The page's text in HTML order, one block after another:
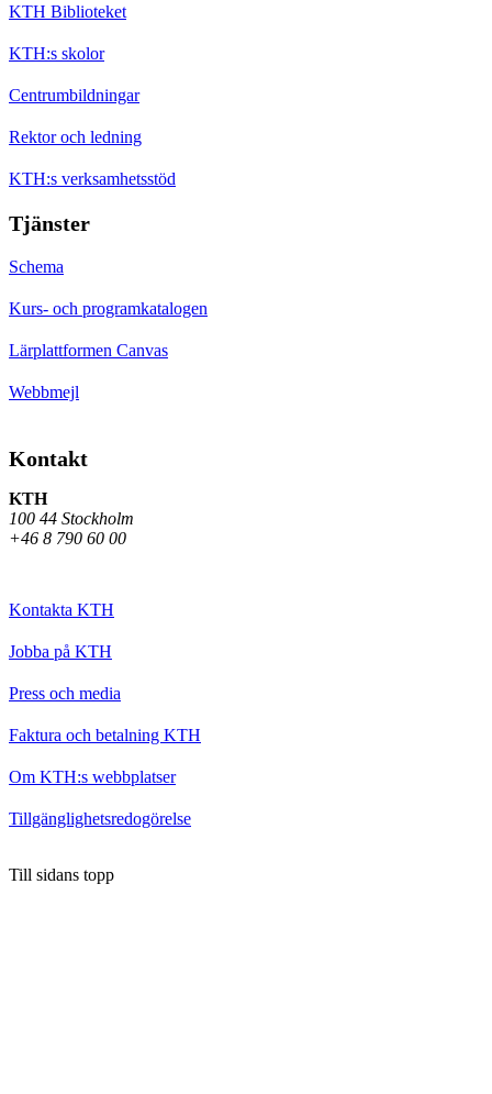
KTH Biblioteket
KTH:s skolor
Centrumbildningar
Rektor och ledning
KTH:s verksamhetsstöd
Tjänster
Schema
Kurs- och programkatalogen
Lärplattformen Canvas
Webbmejl
Kontakt
KTH
100 44 Stockholm
+46 8 790 60 00
Kontakta KTH
Jobba på KTH
Press och media
Faktura och betalning KTH
Om KTH:s webbplatser
Tillgänglighetsredogörelse
Till sidans topp